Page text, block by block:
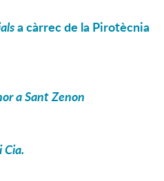
a càrrec de la Pirotècnia
a Sant Zenon